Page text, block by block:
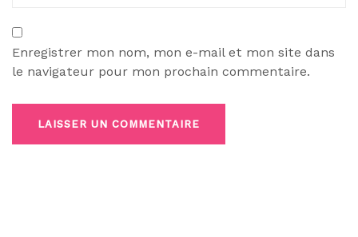
Enregistrer mon nom, mon e-mail et mon site dans
le navigateur pour mon prochain commentaire.